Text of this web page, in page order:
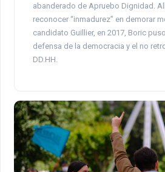
abanderado de Apruebo Dignidad.
reconocer “inmadurez” en demorar
candidato Guillier, en 2017, Boric
defensa de la democracia y el no
DD.HH.